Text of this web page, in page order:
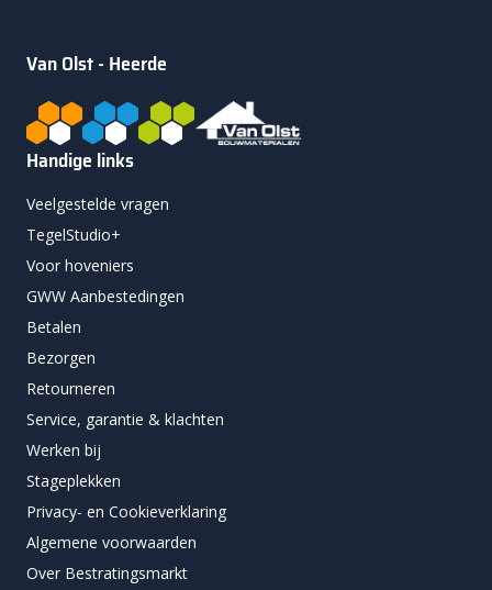
Van Olst - Heerde
Handige links
Veelgestelde vragen
TegelStudio+
Voor hoveniers
GWW Aanbestedingen
Betalen
Bezorgen
Retourneren
Service, garantie & klachten
Werken bij
Stageplekken
Privacy- en Cookieverklaring
Algemene voorwaarden
Over Bestratingsmarkt